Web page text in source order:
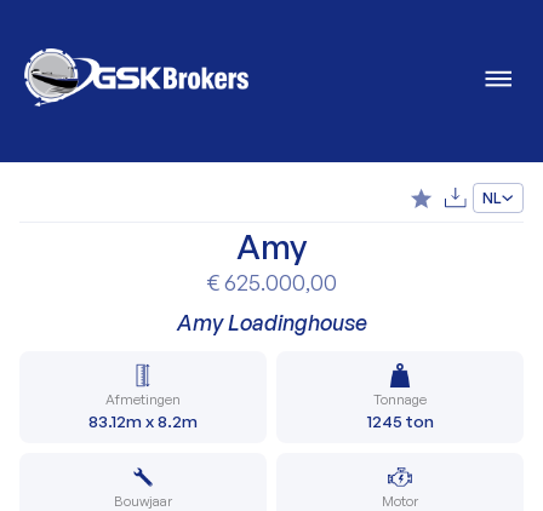
NL
Amy
€ 625.000,00
Amy Loadinghouse
Afmetingen
83.12m x 8.2m
Tonnage
1245 ton
Bouwjaar Motor